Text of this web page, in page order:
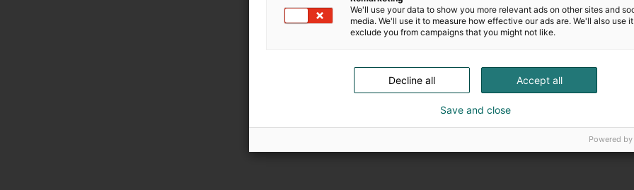
We'll use your data to show you more relevant ads on other sites and
media. We'll use it to measure how effective our ads are. We'll also use
exclude you from campaigns that you might not like.
Accept all
Decline all
Save and close
Powered by